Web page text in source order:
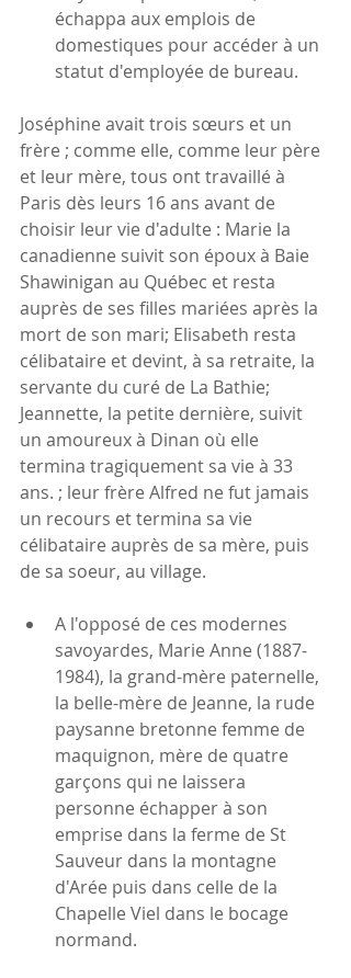
échappa aux emplois de
domestiques pour accéder à un
statut d'employée de bureau.
Joséphine avait trois sœurs et un
frère ; comme elle, comme leur père
et leur mère, tous ont travaillé à
Paris dès leurs 16 ans avant de
choisir leur vie d'adulte : Marie la
canadienne suivit son époux à Baie
Shawinigan au Québec et resta
auprès de ses filles mariées après la
mort de son mari; Elisabeth resta
célibataire et devint, à sa retraite, la
servante du curé de La Bathie;
Jeannette, la petite dernière, suivit
un amoureux à Dinan où elle
termina tragiquement sa vie à 33
ans. ; leur frère Alfred ne fut jamais
un recours et termina sa vie
célibataire auprès de sa mère, puis
de sa soeur, au village.
A l'opposé de ces modernes
savoyardes, Marie Anne (1887-
1984), la grand-mère paternelle,
la belle-mère de Jeanne, la rude
paysanne bretonne femme de
maquignon, mère de quatre
garçons qui ne laissera
personne échapper à son
emprise dans la ferme de St
Sauveur dans la montagne
d'Arée puis dans celle de la
Chapelle Viel dans le bocage
normand.